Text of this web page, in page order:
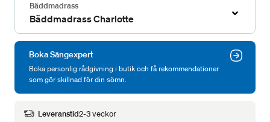
Bäddmadrass
Bäddmadrass Charlotte
Boka Sängexpert
Boka personlig rådgivning i butik och få rekommendationer
som gör skillnad för din sömn.
Leveranstid2-3 veckor